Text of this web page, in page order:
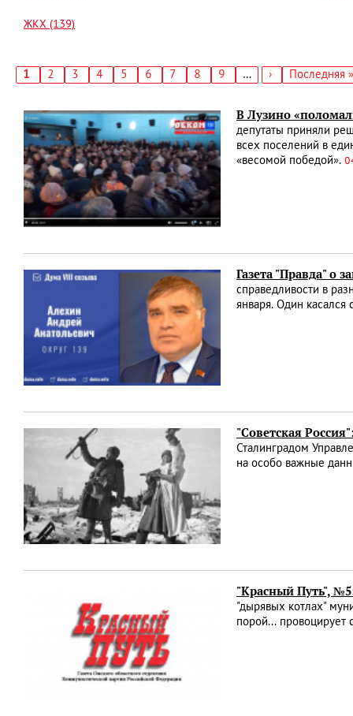
ЖКХ (139)
Текущая
1 Страница
2 Страница
3 Страница
4 Страница
5 Страница
6 Страница
7 Страница
8 Страница
9 …
Следующая
›
Последняя
Последняя »
В Лузино
депутаты приняли
всех поселений в
«весомой победой».
Газета "Правда" о
справедливости в
января. Один касался
"Советская
Сталинградом
на особо важные
"Красный Путь",
"дырявых котлах"
порой... провоцирует